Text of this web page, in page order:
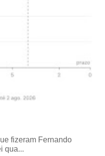
fizeram Fernando
qua...